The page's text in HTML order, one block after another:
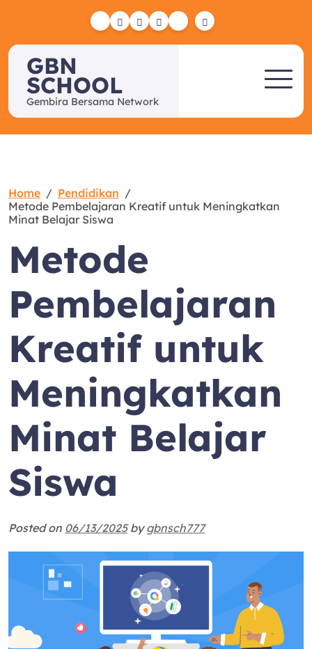
YelpFacebook
TwitterInstagram
Email
GBN
SCHOOL
Gembira Bersama Network
Home
Pendidikan
Metode Pembelajaran Kreatif untuk Meningkatkan
Minat Belajar Siswa
Metode
Pembelajaran
Kreatif untuk
Meningkatkan
Minat Belajar
Siswa
Posted on 06/13/2025bygbnsch777